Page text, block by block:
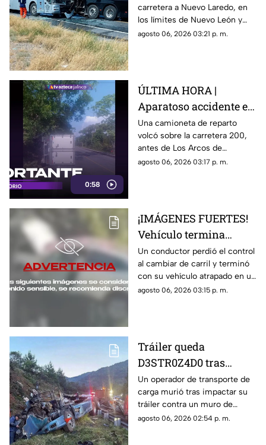
fuerte impacto
carretera a Nuevo Laredo, en
los límites de Nuevo León y
Tamaulipas; autoridades
agosto 06, 2026 03:21 p. m.
0:58
ÚLTIMA HORA |
Aparatoso accidente en
Puerto Vallarta:
reportan volcadura
antes de Mismaloya
Una camioneta de reparto
volcó sobre la carretera 200,
antes de Los Arcos de
Mismaloya; esto se sabe al
agosto 06, 2026 03:17 p. m.
¡IMÁGENES FUERTES!
Vehículo termina
encajado en un árbol
tras perder el control al
cambiar de carril
Un conductor perdió el control
al cambiar de carril y terminó
con su vehículo atrapado en un
árbol; pese al impacto, salió
agosto 06, 2026 03:15 p. m.
Tráiler queda
D3STR0Z4D0 tras
accidente M0RTAL;
pobladores ignoran al
conductor y hacen
RAPIÑA
Un operador de transporte de
carga murió tras impactar su
tráiler contra un muro de
contención en la autopista
agosto 06, 2026 02:54 p. m.